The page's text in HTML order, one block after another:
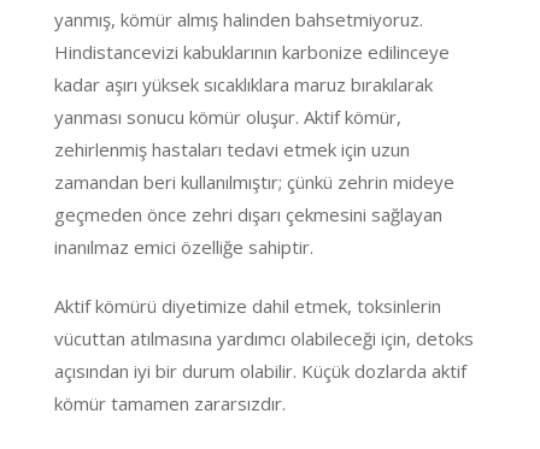
yanmış, kömür almış halinden bahsetmiyoruz.
Hindistancevizi kabuklarının karbonize edilinceye
kadar aşırı yüksek sıcaklıklara maruz bırakılarak
yanması sonucu kömür oluşur. Aktif kömür,
zehirlenmiş hastaları tedavi etmek için uzun
zamandan beri kullanılmıştır; çünkü zehrin mideye
geçmeden önce zehri dışarı çekmesini sağlayan
inanılmaz emici özelliğe sahiptir.
Aktif kömürü diyetimize dahil etmek, toksinlerin
vücuttan atılmasına yardımcı olabileceği için, detoks
açısından iyi bir durum olabilir. Küçük dozlarda aktif
kömür tamamen zararsızdır.